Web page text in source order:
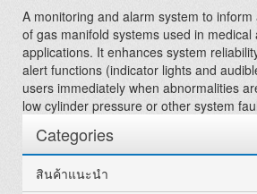
A monitoring and alarm system to
of gas manifold systems used in
applications. It enhances system
alert functions (indicator lights and
users immediately when abnormalities
low cylinder pressure or other system
Categories
สินค้าแนะนำ